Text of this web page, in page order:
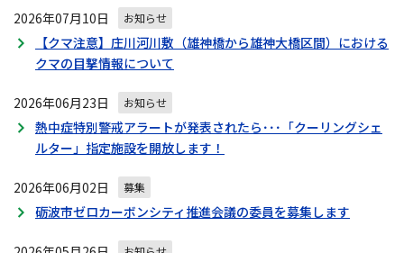
2026年07月10日 お知らせ
【クマ注意】庄川河川敷（雄神橋から雄神大橋区間）における
クマの目撃情報について
2026年06月23日 お知らせ
熱中症特別警戒アラートが発表されたら･･･「クーリングシェ
ルター」指定施設を開放します！
2026年06月02日 募集
砺波市ゼロカーボンシティ推進会議の委員を募集します